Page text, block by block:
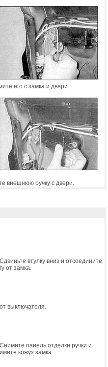
его с замка и двери.
внешнюю ручку с двери.
Сдвиньте втулку вниз и отсоедините
от замка.
выключателя.
Снимите панель отделки ручки и
кожух замка.